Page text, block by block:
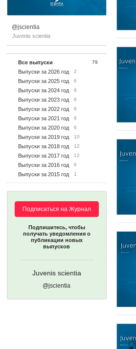
@jscientia
Juvenis scientia
Все выпуски 79
Выпуски за 2026 год 2
Выпуски за 2025 год 6
Выпуски за 2024 год 6
Выпуски за 2023 год 6
Выпуски за 2022 год 6
Выпуски за 2021 год 6
Выпуски за 2020 год 6
Выпуски за 2019 год 10
Выпуски за 2018 год 12
Выпуски за 2017 год 12
Выпуски за 2016 год 6
Выпуски за 2015 год 1
Подписаться на Журнал
Подпишитесь, чтобы
получать уведомления о
публикации новых
выпусков
Juvenis scientia
@jscientia